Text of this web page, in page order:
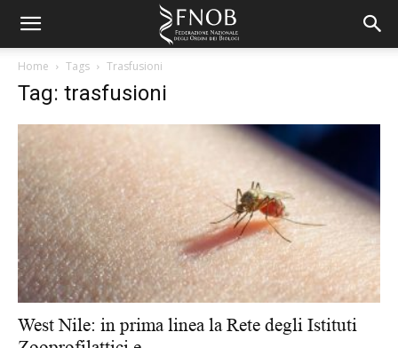
Home Tags Trasfusioni
Tag: trasfusioni
West Nile: in prima linea la Rete degli Istituti